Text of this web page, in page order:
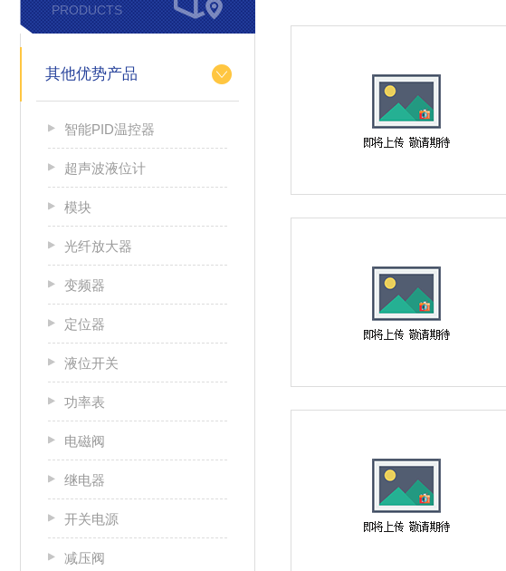
PRODUCTS
其他优势产品
智能PID温控器
超声波液位计
模块
光纤放大器
变频器
定位器
液位开关
功率表
电磁阀
继电器
开关电源
减压阀